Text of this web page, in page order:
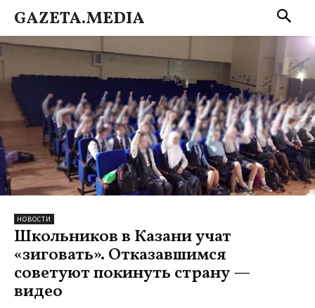
GAZETA.MEDIA
НОВОСТИ
Школьников в Казани учат
«зиговать». Отказавшимся
советуют покинуть страну —
видео